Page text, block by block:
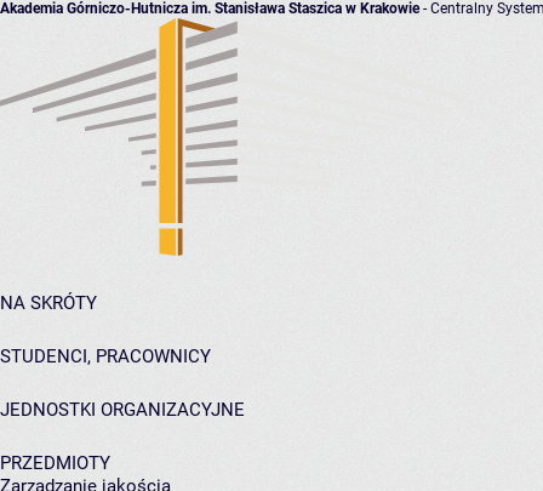
Akademia Górniczo-Hutnicza im. Stanisława Staszica w Krakowie- Centralny
NA SKRÓTY
STUDENCI, PRACOWNICY
JEDNOSTKI ORGANIZACYJNE
PRZEDMIOTY
Zarządzanie jakością